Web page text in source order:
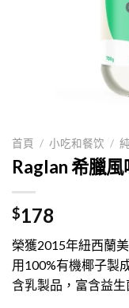
首頁 / 小吃和餐饮 /
Raglan 希臘
$178
榮獲2015年紐西蘭
用100%有機椰子製
含乳製品，富含益